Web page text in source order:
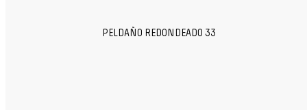
PELDAÑO REDONDEADO 33